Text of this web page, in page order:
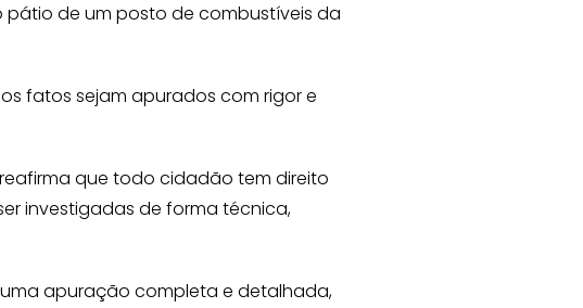
de um posto de combustíveis da
os fatos sejam apurados com rigor e
que todo cidadão tem direito
investigadas de forma técnica,
apuração completa e detalhada,